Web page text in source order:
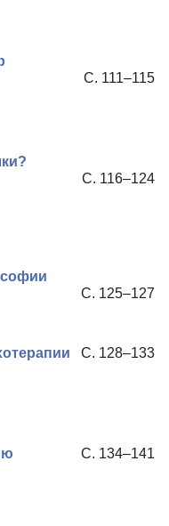
С. 111–115
С. 116–124
С. 125–127
С. 128–133
С. 134–141